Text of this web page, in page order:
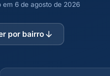
em 6 de agosto de 2026
por bairro